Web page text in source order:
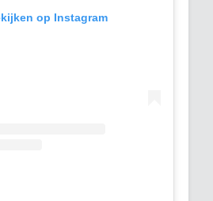
op Instagram